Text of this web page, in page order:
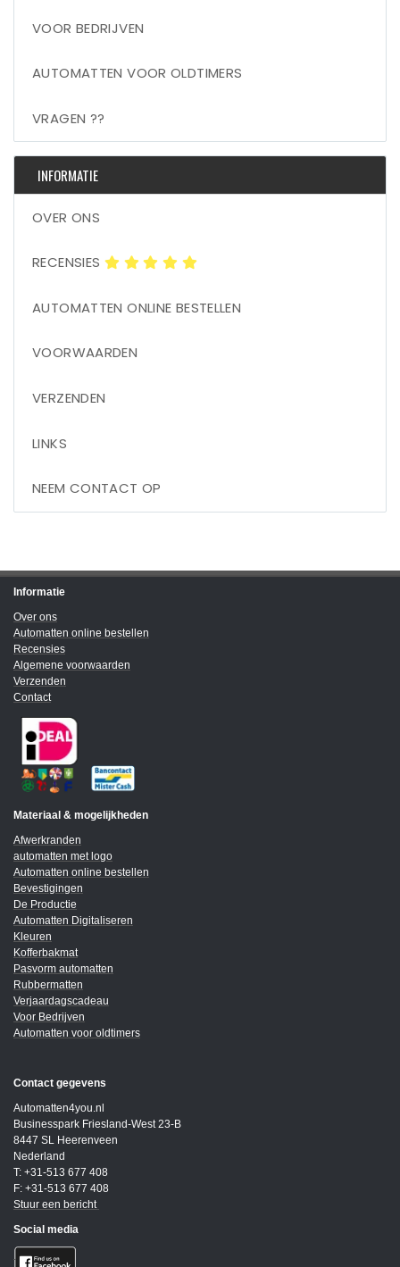
VOOR BEDRIJVEN
AUTOMATTEN VOOR OLDTIMERS
VRAGEN ??
INFORMATIE
OVER ONS
RECENSIES
AUTOMATTEN ONLINE BESTELLEN
VOORWAARDEN
VERZENDEN
LINKS
NEEM CONTACT OP
Informatie
Over ons
Automatten online bestellen
Recensies
Algemene voorwaarden
Verzenden
Contact
Materiaal & mogelijkheden
Afwerkranden
automatten met logo
Automatten online bestellen
Bevestigingen
De Productie
Automatten Digitaliseren
Kleuren
Kofferbakmat
Pasvorm automatten
Rubbermatten
Verjaardagscadeau
Voor Bedrijven
Automatten voor oldtimers
Contact gegevens
Automatten4you.nl
Businesspark Friesland-West 23-B
8447 SL Heerenveen
Nederland
T: +31-513 677 408
F: +31-513 677 408
Stuur een bericht
Social media